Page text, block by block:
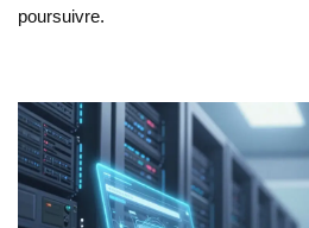
poursuivre.